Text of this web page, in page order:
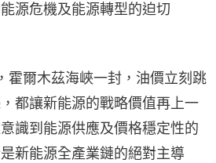
源危機及能源轉型的迫切
霍爾木茲海峽一封，油價立刻跳
都讓新能源的戰略價值再上一
識到能源供應及價格穩定性的
新能源全產業鏈的絕對主導